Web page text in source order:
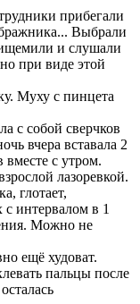
прибегали
Выбрали
и слушали
при виде этой
Муху с пинцета
с собой сверчков
вчера вставала 2
вместе с утром.
лазоревкой.
глотает,
с интервалом в 1
Можно не
ещё худоват.
пальцы после